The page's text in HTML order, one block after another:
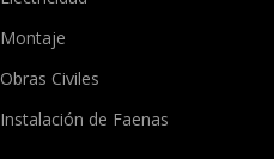
Montaje
Obras Civiles
Instalación de Faenas